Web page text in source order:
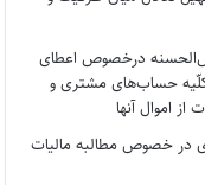
قرض‌الحسنه درخصوص اعطای
حساب‌های مشتری و
اموال آنها
در خصوص مطالبه مالیات